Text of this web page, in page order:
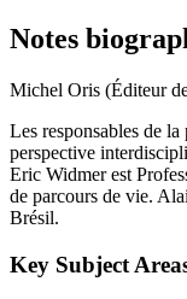
Notes
Michel Oris (Éditeur
Les responsables de
perspective
Eric Widmer est
de parcours de vie.
Brésil.
Key Subject